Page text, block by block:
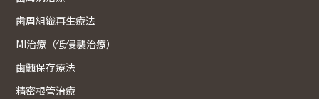
歯周組織再生療法
MI治療（低侵襲治療）
歯髄保存療法
精密根管治療